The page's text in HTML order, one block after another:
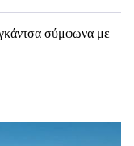
σύμφωνα με